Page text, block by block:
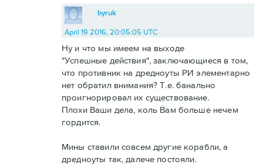
byruk
April 19 2016, 20:05:05 UTC
Ну и что мы имеем на выходе
"Успешные действия", заключающиеся в том,
что противник на дредноуты РИ элементарно
нет обратил внимания? Т.е. банально
проигнорировал их существование.
Плохи Ваши дела, коль Вам больше нечем
гордится.
Мины ставили совсем другие корабли, а
дредноуты так, далече постояли.